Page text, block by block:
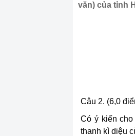
văn) của tỉnh
Câu 2. (6,0
Có ý kiến
thanh kì diệu